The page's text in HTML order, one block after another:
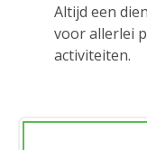
Altijd een
voor allerlei
activiteiten.